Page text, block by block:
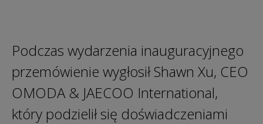
Podczas wydarzenia inauguracyjnego
przemówienie wygłosił Shawn Xu, CEO
OMODA & JAECOO International,
który podzielił się doświadczeniami